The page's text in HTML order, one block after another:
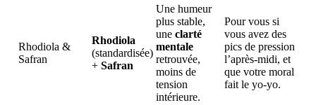
Rhodiola &
Safran
Rhodiola
(standardisée)
+ Safran
Une humeur
plus stable,
une clarté
mentale
retrouvée,
moins de
tension
intérieure.
Pour vous si
vous avez des
pics de pression
l’après-midi, et
que votre moral
fait le yo-yo.